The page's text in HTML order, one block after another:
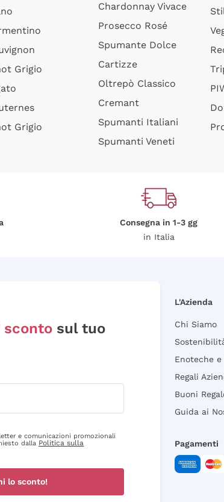
Grigio
Grigio
Chardonnay Vivace
Prosecco Rosé
Spumante Dolce
Cartizze
Oltrepò Classico
Cremant
Spumanti Italiani
Spumanti Veneti
Consegna in 1-3 gg
in Italia
sconto sul tuo
e comunicazioni promozionali
dalla Politica sulla
lo sconto!
L'Azienda
Chi Siamo
Enoteche
Regali
Buoni
Guida ai
Pagamenti